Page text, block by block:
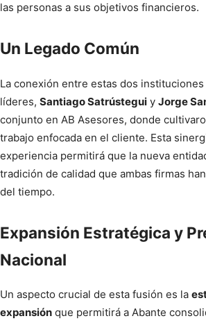
las personas a sus objetivos financieros.
Un Legado Común
La conexión entre estas dos instituciones
líderes, Santiago Satrústegui y Jorge
conjunto en AB Asesores, donde
trabajo enfocada en el cliente. Esta
experiencia permitirá que la nueva
tradición de calidad que ambas firmas
del tiempo.
Expansión Estratégica y
Nacional
Un aspecto crucial de esta fusión es la
expansión que permitirá a Abante